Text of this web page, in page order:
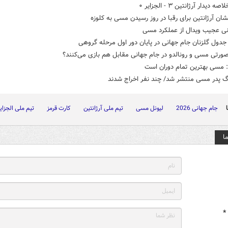
دیدار آرژانتین ۳ - الجزایر ۰
آرژانتین برای رقبا در روز رسیدن مسی به کلوزه
عجیب ویدال از عملکرد مسی
گلزنان جام جهانی در پایان دور اول مرحله گروهی
مسی و رونالدو در جام جهانی مقابل هم بازی می‌کنند؟
مسی بهترین تمام دوران است
پدر مسی منتشر شد/ چند نفر اخراج شدند
جام جهانی 2026 لیونل مسی تیم ملی آرژانتین کارت قرمز تیم ملی
*